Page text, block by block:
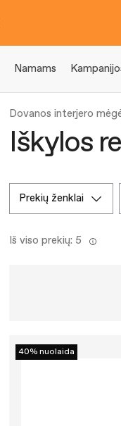
Namams
Dovanos interjero
Iškylos
prekių ženklai
Iš viso prekių: 5
40% nuolaida